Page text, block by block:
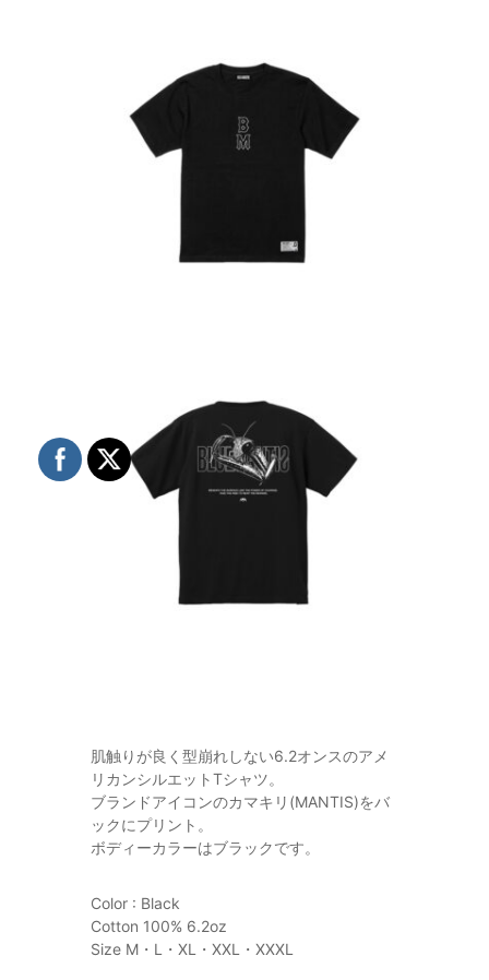
肌触りが良く型崩れしない6.2オンスのアメ
リカンシルエットTシャツ。
ブランドアイコンのカマキリ(MANTIS)をバ
ックにプリント。
ボディーカラーはブラックです。
Color : Black
Cotton 100% 6.2oz
Size M・L・XL・XXL・XXXL